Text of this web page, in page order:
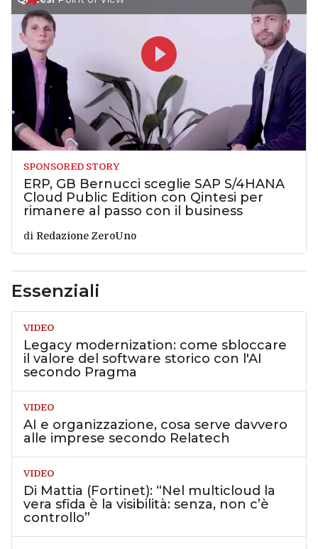
SPONSORED STORY
ERP, GB Bernucci sceglie SAP S/4HANA
Cloud Public Edition con Qintesi per
rimanere al passo con il business
di Redazione ZeroUno
Essenziali
VIDEO
Legacy modernization: come sbloccare
il valore del software storico con l'AI
secondo Pragma
VIDEO
AI e organizzazione, cosa serve davvero
alle imprese secondo Relatech
VIDEO
Di Mattia (Fortinet): “Nel multicloud la
vera sfida è la visibilità: senza, non c’è
controllo”